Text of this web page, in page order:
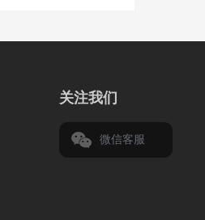
关注我们
微信客服